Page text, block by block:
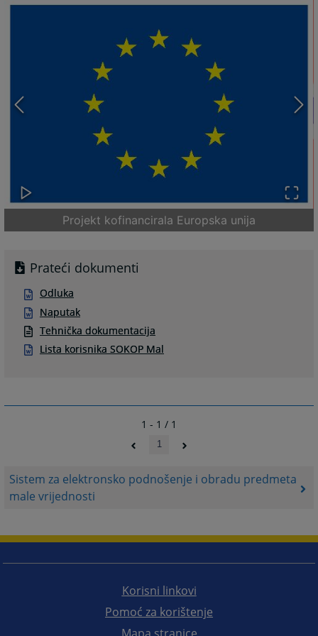
Sistem za elektronsko podnošenje i obradu predmeta
male vrijednosti
Projekt kofinancirala Europska unija
Prateći dokumenti
Odluka
Naputak
Tehnička dokumentacija
Lista korisnika SOKOP Mal
1 - 1 / 1
1
Korisni linkovi
Pomoć za korištenje